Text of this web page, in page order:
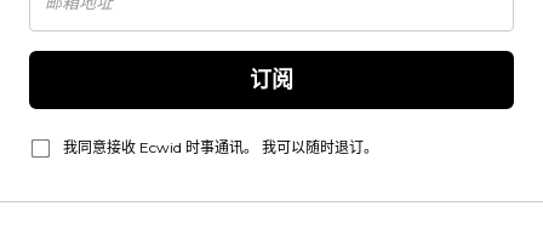
订阅
我同意接收 Ecwid 时事通讯。 我可以随时退订。